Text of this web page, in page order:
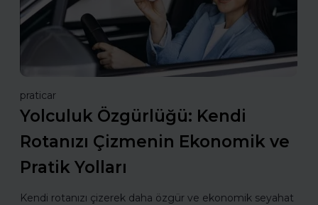
praticar
Yolculuk Özgürlüğü: Kendi
Rotanızı Çizmenin Ekonomik ve
Pratik Yolları
Kendi rotanızı çizerek daha özgür ve ekonomik seyahat